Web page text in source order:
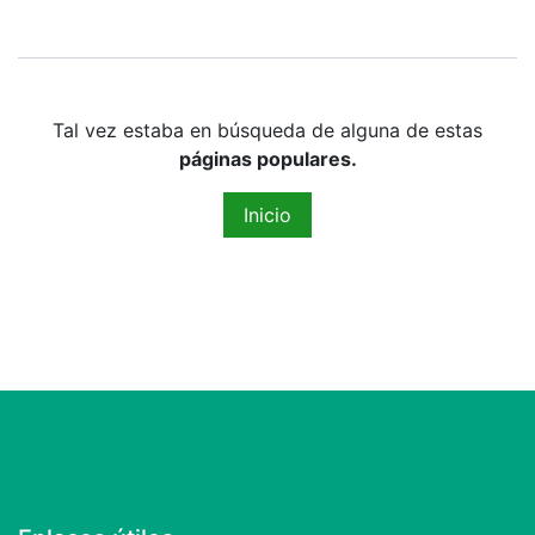
Tal vez estaba en búsqueda de alguna de estas
páginas populares.
Inicio